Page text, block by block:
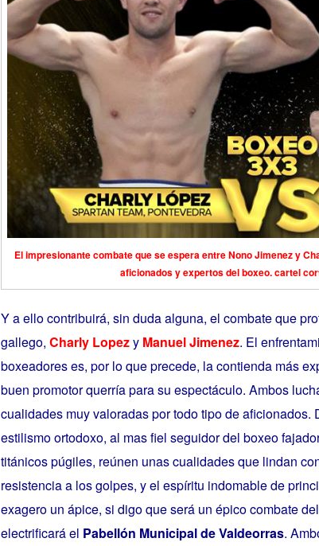
El impresionante combate que se espera entre Nono Jimenez y
aficionados y expertos del boxeo. cartel
Y a ello contribuirá, sin duda alguna, el combate que
gallego, Charly Lopezy Manuel Jimenez. El
boxeadores es, por lo que precede, la contienda más
buen promotor querría para su espectáculo. Ambos
cualidades muy valoradas por todo tipo de aficionados.
estilismo ortodoxo, al mas fiel seguidor del boxeo
titánicos púgiles, reúnen unas cualidades que lindan
resistencia a los golpes, y el espíritu indomable de
exagero un ápice, si digo que será un épico combate
electrificará el Pabellón Municipal de Valdeorras.